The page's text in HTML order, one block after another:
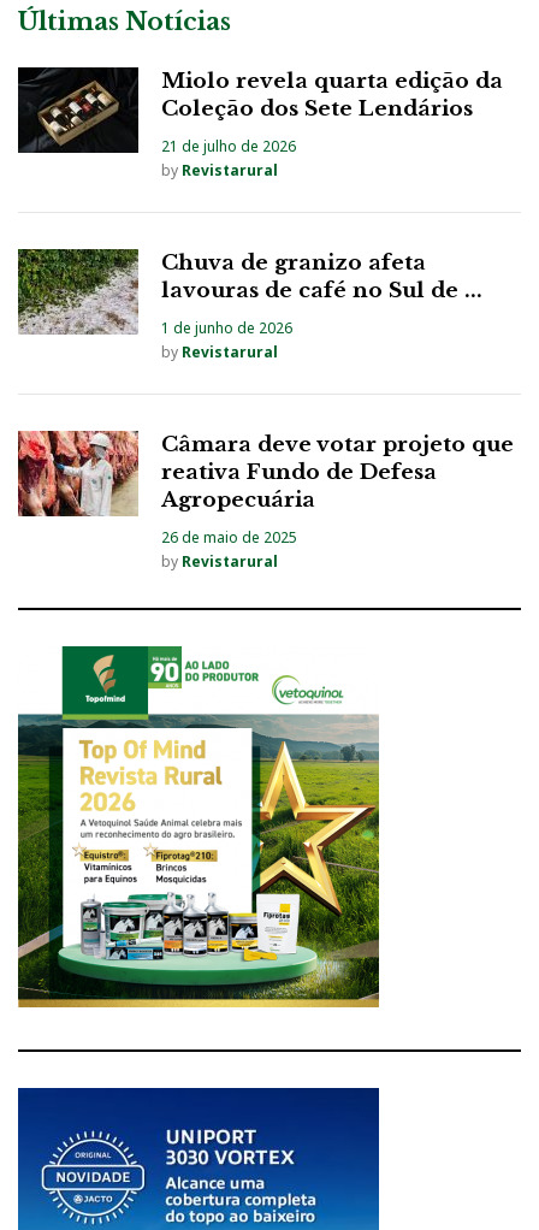
Últimas Notícias
Miolo revela quarta edição da
Coleção dos Sete Lendários
21 de julho de 2026
by Revistarural
Chuva de granizo afeta
lavouras de café no Sul de ...
1 de junho de 2026
by Revistarural
Câmara deve votar projeto que
reativa Fundo de Defesa
Agropecuária
26 de maio de 2025
by Revistarural